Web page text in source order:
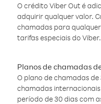
O crédito Viber Out é
adquirir qualquer valor.
chamadas para
tarifas especiais do Viber.
Planos de chamadas
O plano de chamadas
chamadas
período de 30 dias com